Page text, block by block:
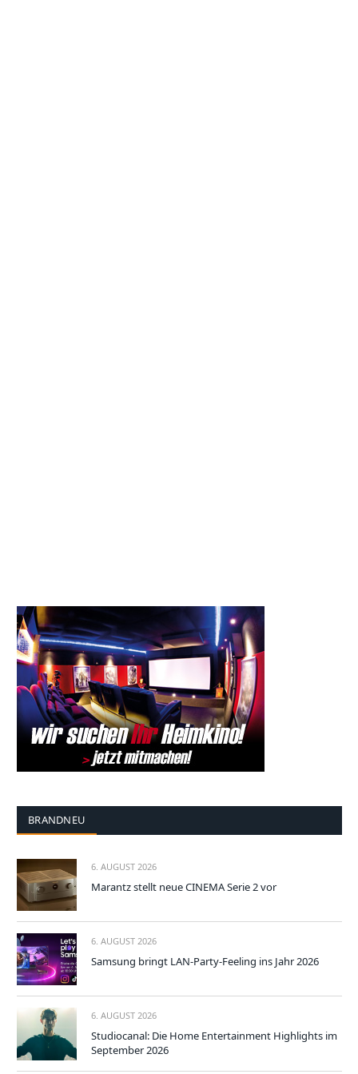
BRANDNEU
6. AUGUST 2026
Marantz stellt neue CINEMA Serie 2 vor
6. AUGUST 2026
Samsung bringt LAN-Party-Feeling ins Jahr 2026
6. AUGUST 2026
Studiocanal: Die Home Entertainment Highlights im
September 2026